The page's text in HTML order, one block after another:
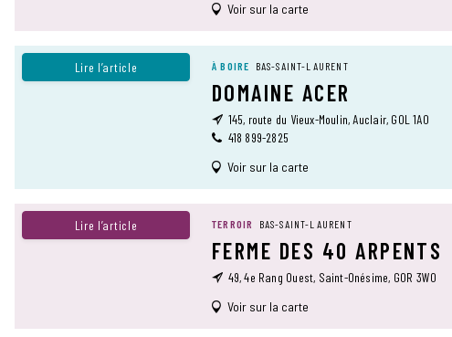
Voir sur la carte
Lire l’article À BOIRE BAS-SAINT-LAURENT
DOMAINE ACER
145, route du Vieux-Moulin, Auclair, G0L 1A0
418 899-2825
Voir sur la carte
Lire l’article TERROIR BAS-SAINT-LAURENT
FERME DES 40 ARPENTS
49, 4e Rang Ouest, Saint-Onésime, G0R 3W0
Voir sur la carte